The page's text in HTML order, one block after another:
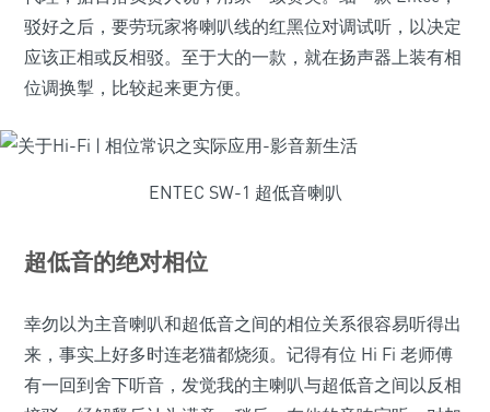
驳好之后，要劳玩家将喇叭线的红黑位对调试听，以决定
应该正相或反相驳。至于大的一款，就在扬声器上装有相
位调换掣，比较起来更方便。
ENTEC SW-1 超低音喇叭
超低音的绝对相位
幸勿以为主音喇叭和超低音之间的相位关系很容易听得出
来，事实上好多时连老猫都烧须。记得有位 Hi Fi 老师傅
有一回到舍下听音，发觉我的主喇叭与超低音之间以反相